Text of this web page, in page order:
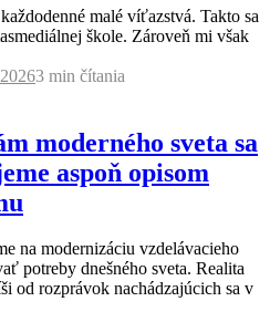
malé víťazstvá. Takto sa
škole. Zároveň mi však
3 min čítania
moderného sveta sa
aspoň opisom
na modernizáciu vzdelávacieho
potreby dnešného sveta. Realita
od rozprávok nachádzajúcich sa v